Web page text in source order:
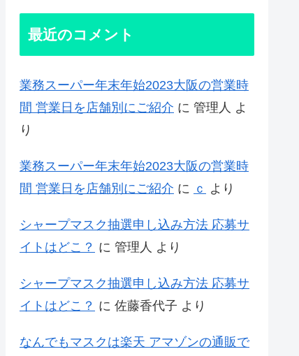
最近のコメント
業務スーパー年末年始2023大阪の営業時
間 営業日を店舗別にご紹介 に 管理人 よ
り
業務スーパー年末年始2023大阪の営業時
間 営業日を店舗別にご紹介 に ｃ より
シャープマスク抽選申し込み方法 応募サ
イトはどこ？ に 管理人 より
シャープマスク抽選申し込み方法 応募サ
イトはどこ？ に 佐藤香代子 より
なんでもマスクは楽天 アマゾンの通販で